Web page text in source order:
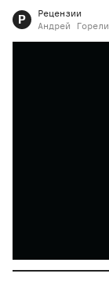
Р
Рецензии
Андрей